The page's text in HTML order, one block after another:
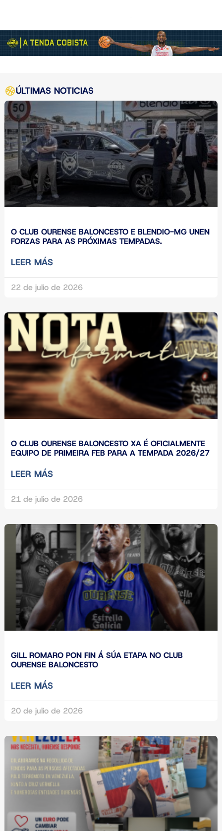
ÚLTIMAS NOTICIAS
O CLUB OURENSE BALONCESTO E BLENDIO-MG UNEN
FORZAS PARA AS PRÓXIMAS TEMPADAS.
LEER MÁS
22 de julio de 2026
O CLUB OURENSE BALONCESTO XA É OFICIALMENTE
EQUIPO DE PRIMEIRA FEB PARA A TEMPADA 2026/27
LEER MÁS
21 de julio de 2026
GILL ROMARO PON FIN Á SÚA ETAPA NO CLUB
OURENSE BALONCESTO
LEER MÁS
20 de julio de 2026